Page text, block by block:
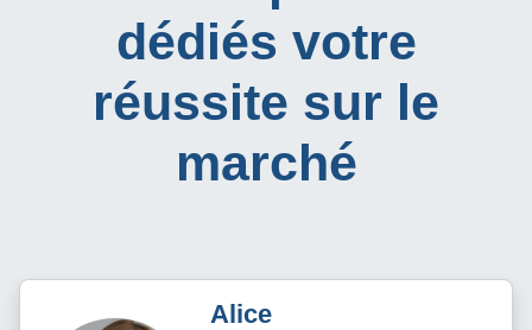
dédiés votre
réussite sur le
marché
Alice